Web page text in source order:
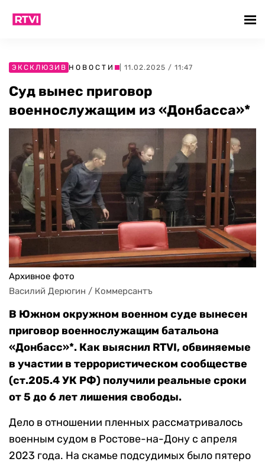
ЭКСКЛЮЗИВ НОВОСТИ | 11.02.2025 / 11:47
Суд вынес приговор
военнослужащим из «Донбасса»*
Архивное фото
Василий Дерюгин / Коммерсантъ
В Южном окружном военном суде вынесен
приговор военнослужащим батальона
«Донбасс»*. Как выяснил RTVI, обвиняемые
в участии в террористическом сообществе
(ст.205.4 УК РФ) получили реальные сроки
от 5 до 6 лет лишения свободы.
Дело в отношении пленных рассматривалось
военным судом в Ростове-на-Дону с апреля
2023 года. На скамье подсудимых было пятеро